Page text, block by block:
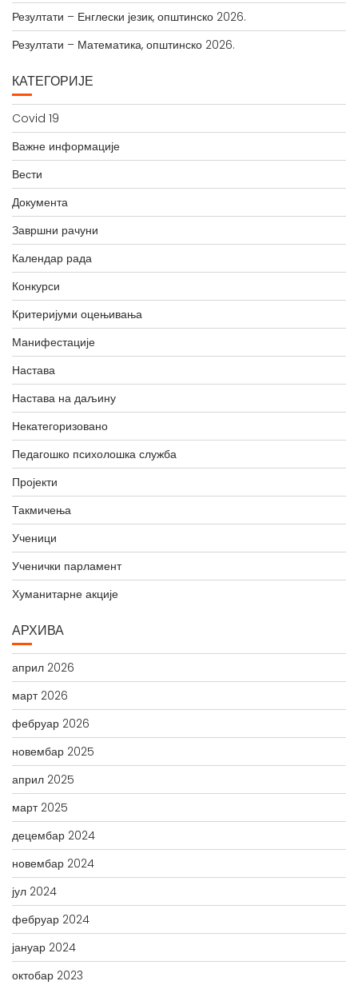
Резултати – Енглески језик, општинско 2026.
Резултати – Математика, општинско 2026.
КАТЕГОРИЈЕ
Covid 19
Важне информације
Вести
Документа
Завршни рачуни
Календар рада
Конкурси
Критеријуми оцењивања
Манифестације
Настава
Настава на даљину
Некатегоризовано
Педагошко психолошка служба
Пројекти
Такмичења
Ученици
Ученички парламент
Хуманитарне акције
АРХИВА
април 2026
март 2026
фебруар 2026
новембар 2025
април 2025
март 2025
децембар 2024
новембар 2024
јул 2024
фебруар 2024
јануар 2024
октобар 2023